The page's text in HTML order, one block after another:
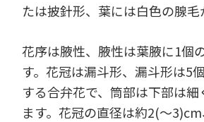
たは披針形、葉には白色の腺毛
花序は腋性、腋性は葉腋に1個
す。花冠は漏斗形、漏斗形は5
する合弁花で、筒部は下部は細
ます。花冠の直径は約2(～